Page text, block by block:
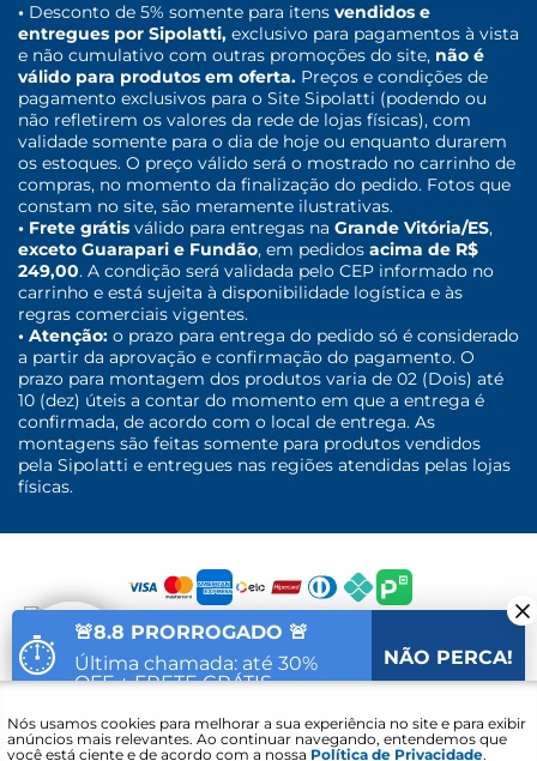
• Desconto de 5% somente para itens vendidos e
entregues por Sipolatti, exclusivo para pagamentos à vista
e não cumulativo com outras promoções do site, não é
válido para produtos em oferta. Preços e condições de
pagamento exclusivos para o Site Sipolatti (podendo ou
não refletirem os valores da rede de lojas físicas), com
validade somente para o dia de hoje ou enquanto durarem
os estoques. O preço válido será o mostrado no carrinho de
compras, no momento da finalização do pedido. Fotos que
constam no site, são meramente ilustrativas.
• Frete grátis válido para entregas na Grande Vitória/ES,
exceto Guarapari e Fundão, em pedidos acima de R$
249,00. A condição será validada pelo CEP informado no
carrinho e está sujeita à disponibilidade logística e às
regras comerciais vigentes.
• Atenção: o prazo para entrega do pedido só é considerado
a partir da aprovação e confirmação do pagamento. O
prazo para montagem dos produtos varia de 02 (Dois) até
10 (dez) úteis a contar do momento em que a entrega é
confirmada, de acordo com o local de entrega. As
montagens são feitas somente para produtos vendidos
pela Sipolatti e entregues nas regiões atendidas pelas lojas
físicas.
Nós usamos cookies para melhorar a sua experiência no site e para exibir
anúncios mais relevantes. Ao continuar navegando, entendemos que
você está ciente e de acordo com a nossa Política de Privacidade.
Fale com um
especialista
⏱
🚨8.8 PRORROGADO 🚨
Última chamada: até 30%
OFF + FRETE GRÁTIS
NÃO PERCA!
Vai acabar em: 87 53 56